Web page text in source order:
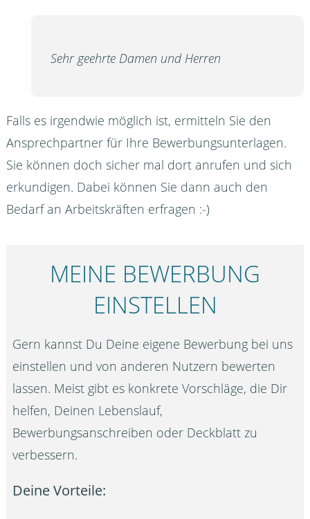
Sehr geehrte Damen und Herren
Falls es irgendwie möglich ist, ermitteln Sie den
Ansprechpartner für Ihre Bewerbungsunterlagen.
Sie können doch sicher mal dort anrufen und sich
erkundigen. Dabei können Sie dann auch den
Bedarf an Arbeitskräften erfragen :-)
MEINE BEWERBUNG
EINSTELLEN
Gern kannst Du Deine eigene Bewerbung bei uns
einstellen und von anderen Nutzern bewerten
lassen. Meist gibt es konkrete Vorschläge, die Dir
helfen, Deinen Lebenslauf,
Bewerbungsanschreiben oder Deckblatt zu
verbessern.
Deine Vorteile: